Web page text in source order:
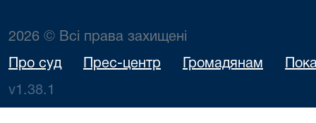
2026 © Всі права захищені
Про суд Прес-центр Громадянам
v1.38.1